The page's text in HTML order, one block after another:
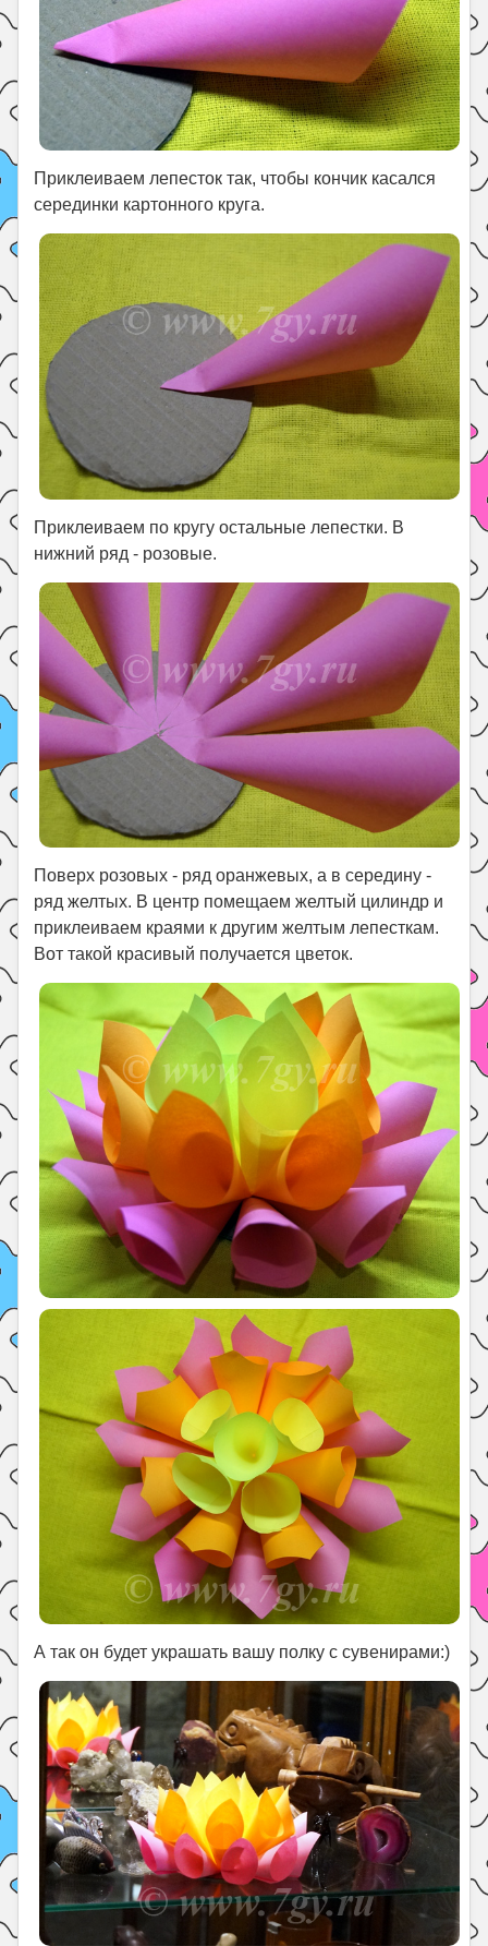
Приклеиваем лепесток так, чтобы кончик касался
серединки картонного круга.
Приклеиваем по кругу остальные лепестки. В
нижний ряд - розовые.
Поверх розовых - ряд оранжевых, а в середину -
ряд желтых. В центр помещаем желтый цилиндр и
приклеиваем краями к другим желтым лепесткам.
Вот такой красивый получается цветок.
А так он будет украшать вашу полку с сувенирами:)